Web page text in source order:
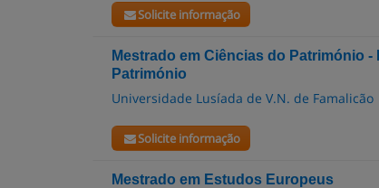
Solicite informação
Mestrado em Ciências do Património
Património
Universidade Lusíada de V.N. de Famalicão
Solicite informação
Mestrado em Estudos Europeus